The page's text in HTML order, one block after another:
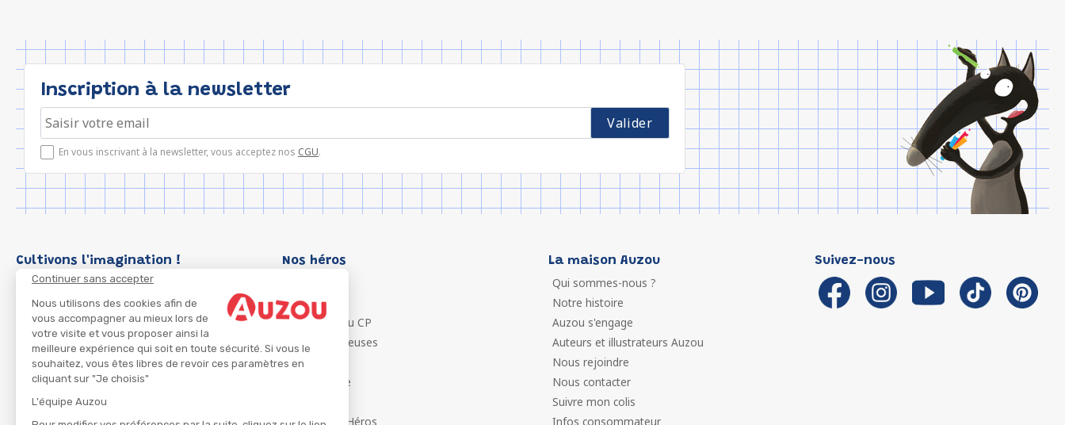
Continuer sans accepter
Nous utilisons des cookies afin de
vous accompagner au mieux lors de
votre visite et vous proposer ainsi la
meilleure expérience qui soit en toute sécurité. Si vous le
souhaitez, vous êtes libres de revoir ces paramètres en
cliquant sur "Je choisis"
L'équipe Auzou
Inscription à la newsletter
En vous inscrivant à la newsletter, vous acceptez nos CGU.
Cultivons l'imagination ! Nos héros
P'tit Loup
Les Héros du CP
Les Influenceuses
Migali
Petite Taupe
Ma Boîte à Héros
La maison Auzou
Qui sommes-nous ?
Notre histoire
Auzou s'engage
Auteurs et illustrateurs Auzou
Nous rejoindre
Nous contacter
Suivre mon colis
Infos consommateur
Suivez-nous